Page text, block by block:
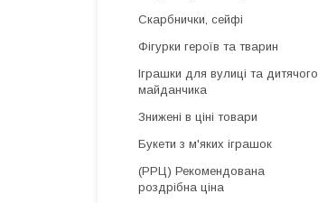
Скарбнички, сейфі
Фігурки героїв та тварин
Іграшки для вулиці та дитячого
майданчика
Знижені в ціні товари
Букети з м'яких іграшок
(РРЦ) Рекомендована
роздрібна ціна